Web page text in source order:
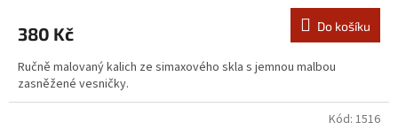
380 Kč Do košíku
Ručně malovaný kalich ze simaxového skla s jemnou malbou
zasněžené vesničky.
Kód: 1516